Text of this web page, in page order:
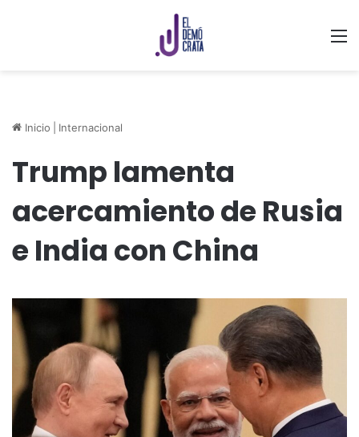
Inicio Internacional
Trump lamenta
acercamiento de Rusia
e India con China